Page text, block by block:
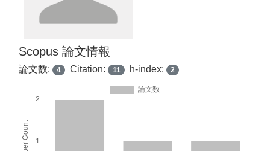
Scopus 論文情報
論文数: 4 Citation: 11 h-index: 2